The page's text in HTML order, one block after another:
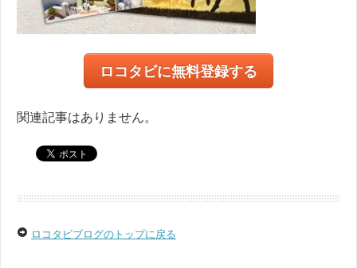
ロコタビに無料登録する
関連記事はありません。
ロコタビブログのトップに戻る